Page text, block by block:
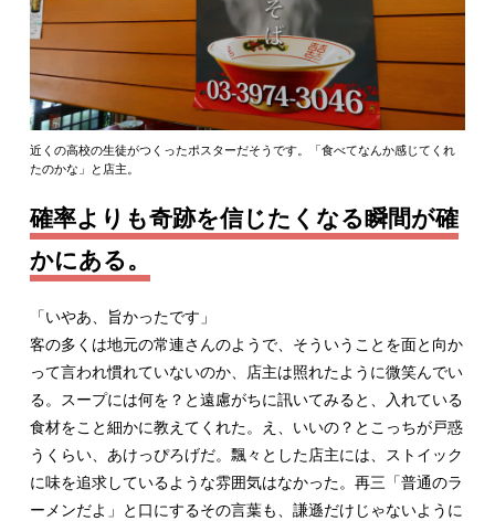
近くの高校の生徒がつくったポスターだそうです。「食べてなんか感じてくれ
たのかな」と店主。
確率よりも奇跡を信じたくなる瞬間が確
かにある。
「いやあ、旨かったです」
客の多くは地元の常連さんのようで、そういうことを面と向か
って言われ慣れていないのか、店主は照れたように微笑んでい
る。スープには何を？と遠慮がちに訊いてみると、入れている
食材をこと細かに教えてくれた。え、いいの？とこっちが戸惑
うくらい、あけっぴろげだ。飄々とした店主には、ストイック
に味を追求しているような雰囲気はなかった。再三「普通のラ
ーメンだよ」と口にするその言葉も、謙遜だけじゃないように